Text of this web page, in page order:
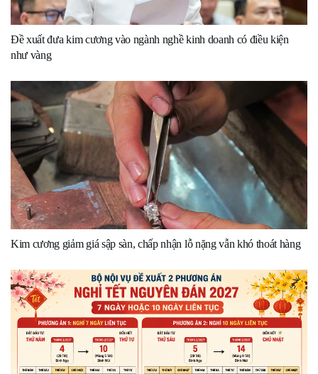
Đề xuất đưa kim cương vào ngành nghề kinh doanh có điều kiện
như vàng
Kim cương giảm giá sập sàn, chấp nhận lỗ nặng vẫn khó thoát hàng